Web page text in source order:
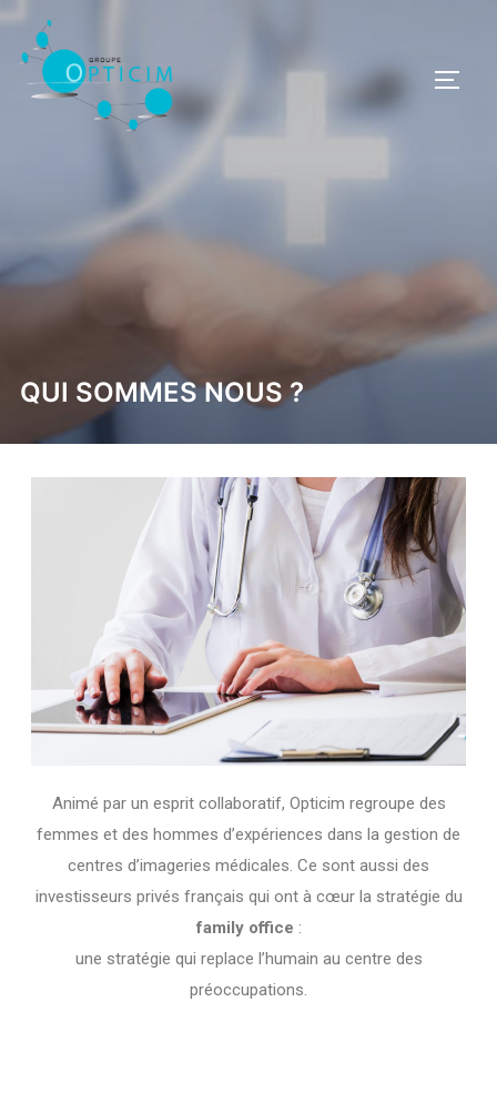
QUI SOMMES NOUS ?
Animé par un esprit collaboratif, Opticim regroupe des
femmes et des hommes d’expériences dans la gestion de
centres d’imageries médicales. Ce sont aussi des
investisseurs privés français qui ont à cœur la stratégie du
family office :
une stratégie qui replace l’humain au centre des
préoccupations.